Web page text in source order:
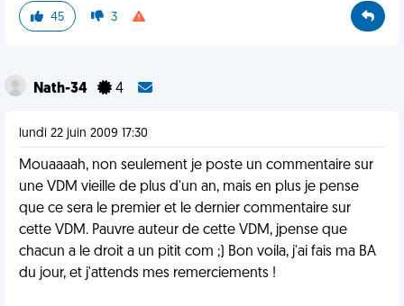
45 3
Nath-34 4
lundi 22 juin 2009 17:30
Mouaaaah, non seulement je poste un commentaire sur
une VDM vieille de plus d'un an, mais en plus je pense
que ce sera le premier et le dernier commentaire sur
cette VDM. Pauvre auteur de cette VDM, jpense que
chacun a le droit a un pitit com ;) Bon voila, j'ai fais ma BA
du jour, et j'attends mes remerciements !